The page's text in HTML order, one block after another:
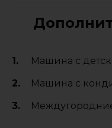
Машина с
Машина с